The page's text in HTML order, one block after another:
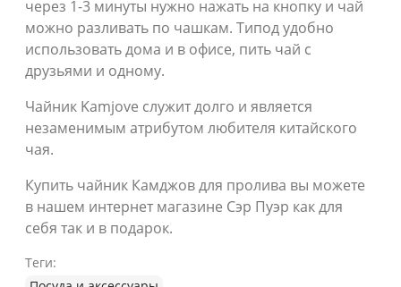
через 1-3 минуты нужно нажать на кнопку и чай
можно разливать по чашкам. Типод удобно
использовать дома и в офисе, пить чай с
друзьями и одному.
Чайник Kamjove служит долго и является
незаменимым атрибутом любителя китайского
чая.
Купить чайник Камджов для пролива вы можете
в нашем интернет магазине Сэр Пуэр как для
себя так и в подарок.
Теги: